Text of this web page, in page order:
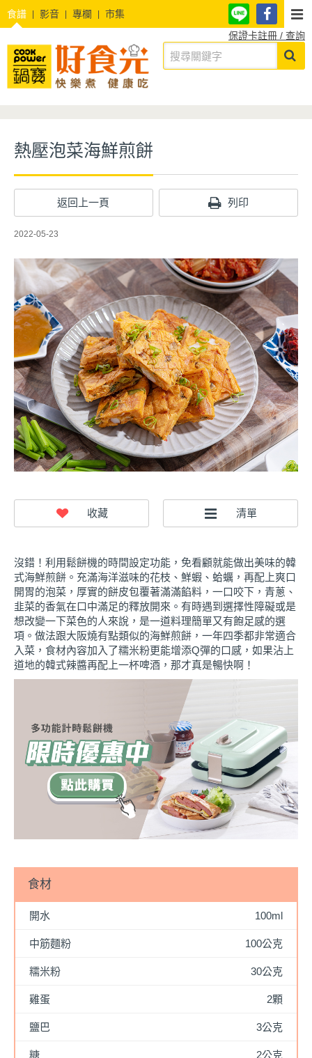
食譜 影音 專欄
市集
保證卡註冊 / 查詢
熱壓泡菜海鮮煎餅
返回上一頁 列印
2022-05-23
沒錯！利用鬆餅機的時間設定功能，免看顧就能做出美味的韓
式海鮮煎餅。充滿海洋滋味的花枝、鮮蝦、蛤蠣，再配上爽口
開胃的泡菜，厚實的餅皮包覆著滿滿餡料，一口咬下，青蔥、
韭菜的香氣在口中滿足的釋放開來。有時遇到選擇性障礙或是
想改變一下菜色的人來說，是一道料理簡單又有飽足感的選
項。做法跟大阪燒有點類似的海鮮煎餅，一年四季都非常適合
入菜，食材內容加入了糯米粉更能增添Q彈的口感，如果沾上
道地的韓式辣醬再配上一杯啤酒，那才真是暢快啊！
食材
開水 100ml
中筋麵粉 100公克
糯米粉 30公克
雞蛋 2顆
鹽巴 3公克
糖 2公克